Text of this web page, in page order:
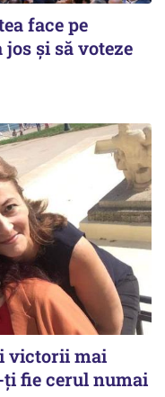
face pe
și să voteze
victorii mai
fie cerul numai